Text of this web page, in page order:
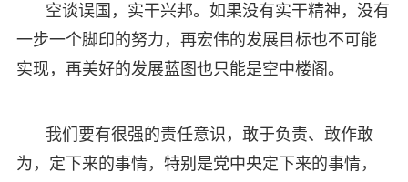
空谈误国，实干兴邦。如果没有实干精神，没有
一步一个脚印的努力，再宏伟的发展目标也不可能
实现，再美好的发展蓝图也只能是空中楼阁。
我们要有很强的责任意识，敢于负责、敢作敢
为，定下来的事情，特别是党中央定下来的事情，